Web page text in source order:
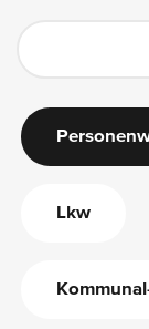
Lkw